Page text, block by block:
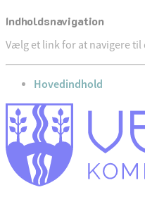
Indholdsnavigation
Vælg et link for at navigere
gå til
Hovedindhold